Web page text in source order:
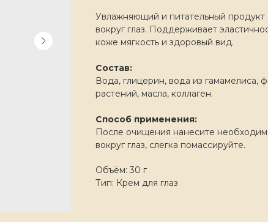
Увлажняющий и питательный продукт
вокруг глаз. Поддерживает
коже мягкость и здоровый вид.
Состав:
Вода, глицерин, вода из гамамелиса,
растений, масла, коллаген.
Способ применения:
После очищения нанесите
вокруг глаз, слегка помассируйте.
Объём: 30 г
Тип: Крем для глаз